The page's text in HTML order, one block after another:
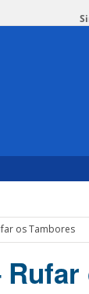
os Tambores